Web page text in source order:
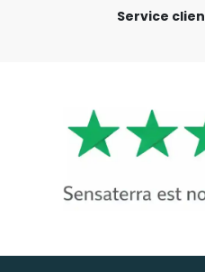
Service